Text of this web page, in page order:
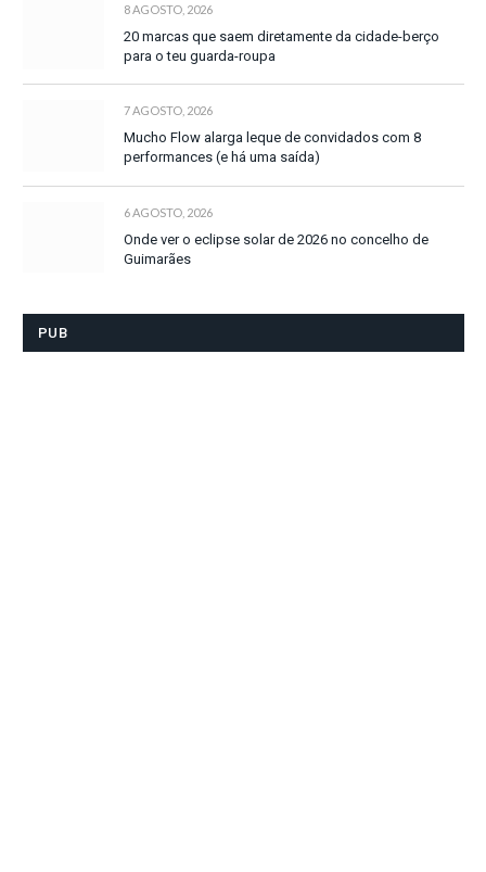
8 AGOSTO, 2026
20 marcas que saem diretamente da cidade-berço
para o teu guarda-roupa
7 AGOSTO, 2026
Mucho Flow alarga leque de convidados com 8
performances (e há uma saída)
6 AGOSTO, 2026
Onde ver o eclipse solar de 2026 no concelho de
Guimarães
PUB